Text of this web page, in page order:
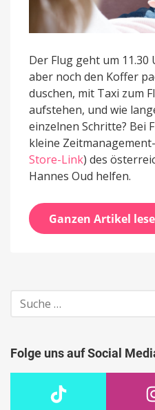
Der Flug geht um
aber noch den Koffer
duschen, mit Taxi zum
aufstehen, und wie
einzelnen Schritte? Bei
kleine
Store-Link) des
Hannes Oud helfen.
Ganzen Artikel
Suche
nach:
Folge uns auf Social